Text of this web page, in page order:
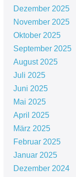
Dezember 2025
November 2025
Oktober 2025
September 2025
August 2025
Juli 2025
Juni 2025
Mai 2025
April 2025
März 2025
Februar 2025
Januar 2025
Dezember 2024